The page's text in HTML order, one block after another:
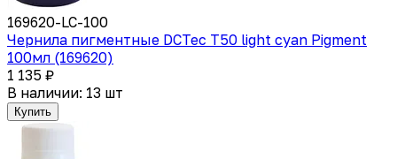
169620-LC-100
Чернила пигментные DCTec T50 light cyan Pigment
100мл (169620)
1 135 ₽
В наличии: 13 шт
Купить